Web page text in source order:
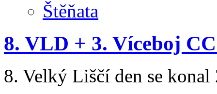
Štěňata
8. VLD + 3. Víceboj
8. Velký Liščí den se konal